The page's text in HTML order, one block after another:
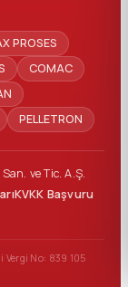
PROSES
COMAC
PELLETRON
ve Tic. A.Ş.
KVKK Başvuru
Vergi No: 839 105